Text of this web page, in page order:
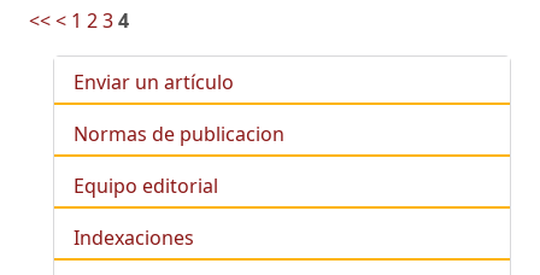
<<< 1 234
Enviar un artículo
Normas de publicacion
Equipo editorial
Indexaciones